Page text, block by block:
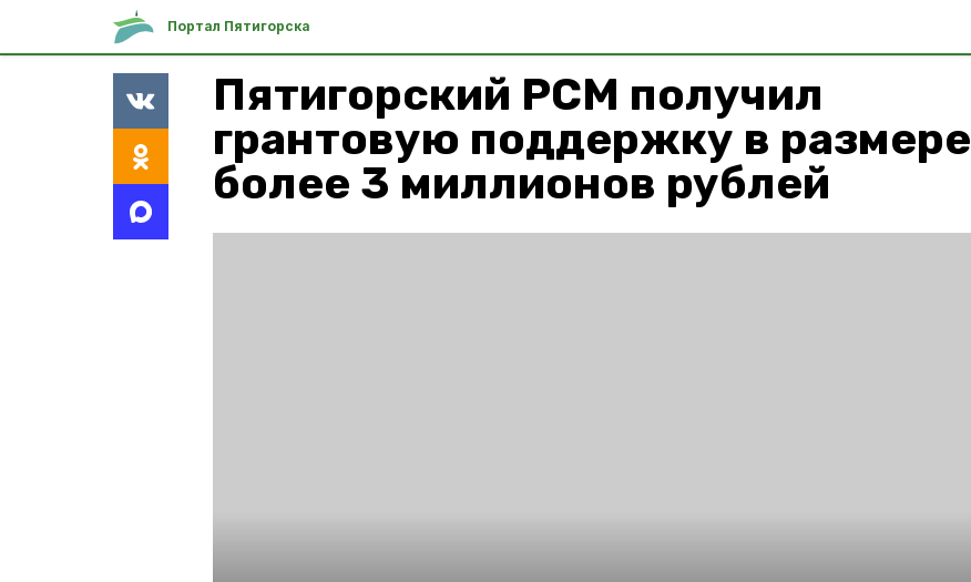
Портал Пятигорска
Пятигорский РСМ получил
грантовую поддержку в размере
более 3 миллионов рублей